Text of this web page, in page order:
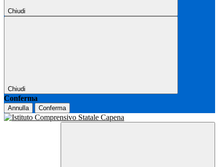
Chiudi
Chiudi
Conferma
Annulla Conferma